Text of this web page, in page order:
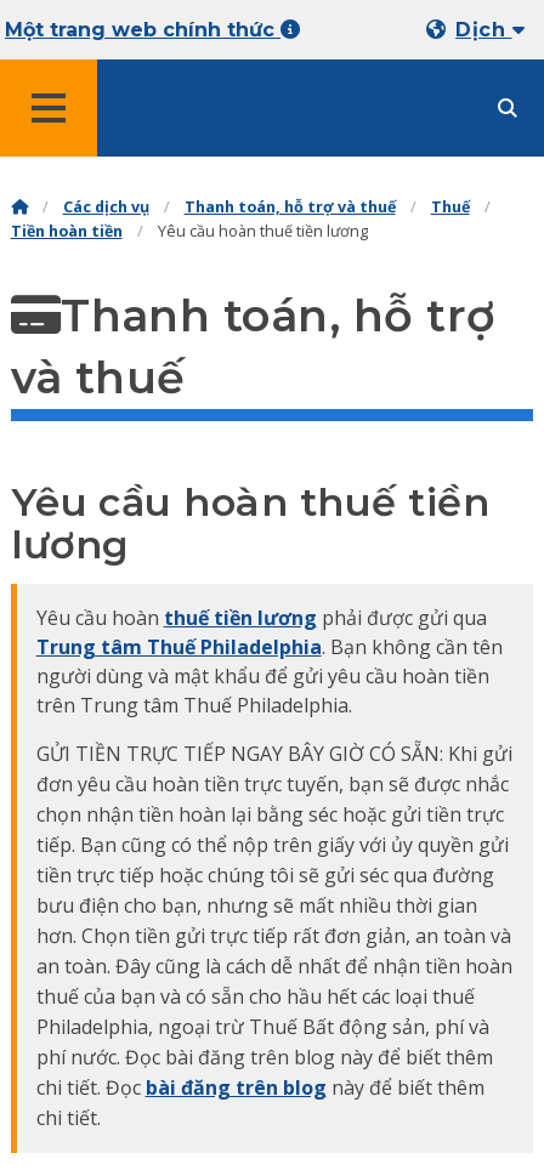
Một trang web chính thức Dịch
Các dịch vụ Thanh toán, hỗ trợ và thuế
Thuế
Tiền hoàn tiền
Yêu cầu hoàn thuế tiền lương
Thanh toán, hỗ trợ
và thuế
Yêu cầu hoàn thuế tiền
lương
Yêu cầu hoàn thuế tiền lương phải được gửi qua
Trung tâm Thuế Philadelphia. Bạn không cần tên
người dùng và mật khẩu để gửi yêu cầu hoàn tiền
trên Trung tâm Thuế Philadelphia.
GỬI TIỀN TRỰC TIẾP NGAY BÂY GIỜ CÓ SẴN: Khi gửi
đơn yêu cầu hoàn tiền trực tuyến, bạn sẽ được nhắc
chọn nhận tiền hoàn lại bằng séc hoặc gửi tiền trực
tiếp. Bạn cũng có thể nộp trên giấy với ủy quyền gửi
tiền trực tiếp hoặc chúng tôi sẽ gửi séc qua đường
bưu điện cho bạn, nhưng sẽ mất nhiều thời gian
hơn. Chọn tiền gửi trực tiếp rất đơn giản, an toàn và
an toàn. Đây cũng là cách dễ nhất để nhận tiền hoàn
thuế của bạn và có sẵn cho hầu hết các loại thuế
Philadelphia, ngoại trừ Thuế Bất động sản, phí và
phí nước. Đọc bài đăng trên blog này để biết thêm
chi tiết. Đọc bài đăng trên blog này để biết thêm
chi tiết.